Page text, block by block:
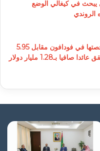
يبحث في كيغالي الوضع
الروندي
إي آند تبيع كامل حصتها في فودافون مقابل 5.95
بـ1.28 مليار دولار